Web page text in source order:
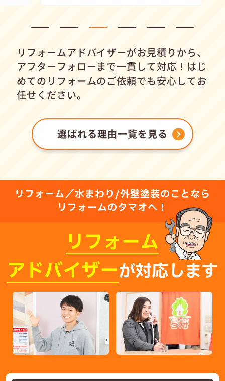
リフォームアドバイザーがお見積りから、
アフターフォローまで一貫して対応！ はじ
めてのリフォームのご依頼でも安心してお
任せください。
選ばれる理由一覧を見る
リフォーム／水まわり/外壁塗装のことなら
リフォームのタマオへ！
リフォーム
アドバイザーが対応します